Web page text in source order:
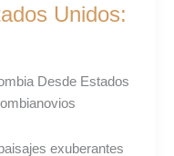
Unidos:
Desde Estados
exuberantes